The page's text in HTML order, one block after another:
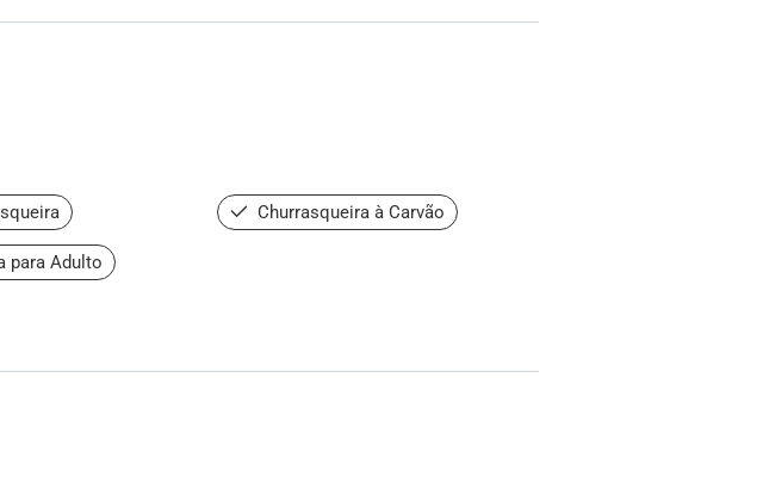
Churrasqueira à Carvão
para Adulto